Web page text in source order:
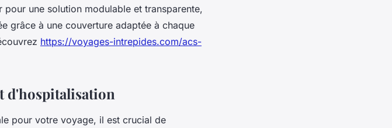
pour une solution modulable et transparente,
grâce à une couverture adaptée à chaque
https://voyages-intrepides.com/acs-
d'hospitalisation
pour votre voyage, il est crucial de